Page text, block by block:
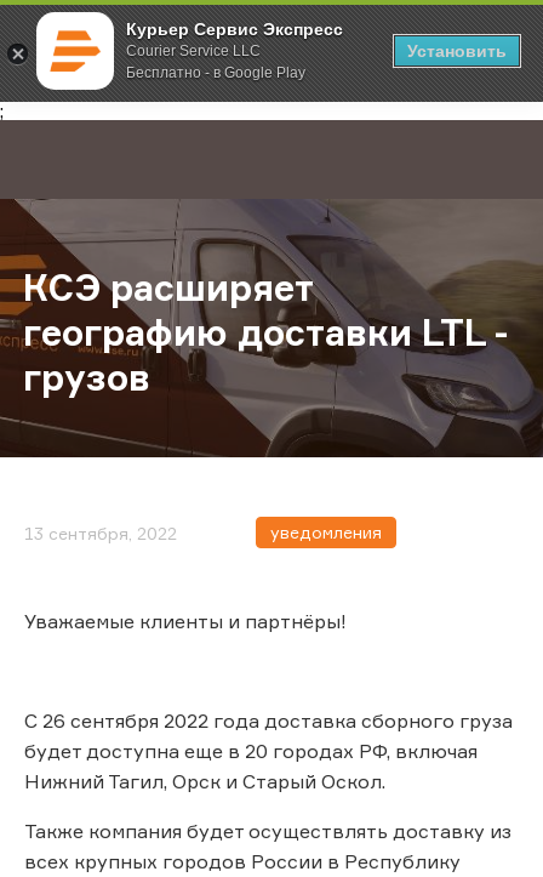
Курьер Сервис Экспресс
Courier Service LLC
Бесплатно - в Google Play
Установить
;
Главная О компании Новости КСЭ расширяет географию
КСЭ расширяет
географию доставки LTL -
грузов
13 сентября, 2022 уведомления
Уважаемые клиенты и партнёры!
С 26 сентября 2022 года доставка сборного груза
будет доступна еще в 20 городах РФ, включая
Нижний Тагил, Орск и Старый Оскол.
Также компания будет осуществлять доставку из
всех крупных городов России в Республику